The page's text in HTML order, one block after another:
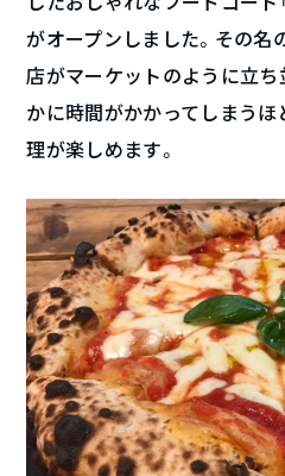
がオープンしました。その名
店がマーケットのように立ち
かに時間がかかってしまうほ
理が楽しめます。